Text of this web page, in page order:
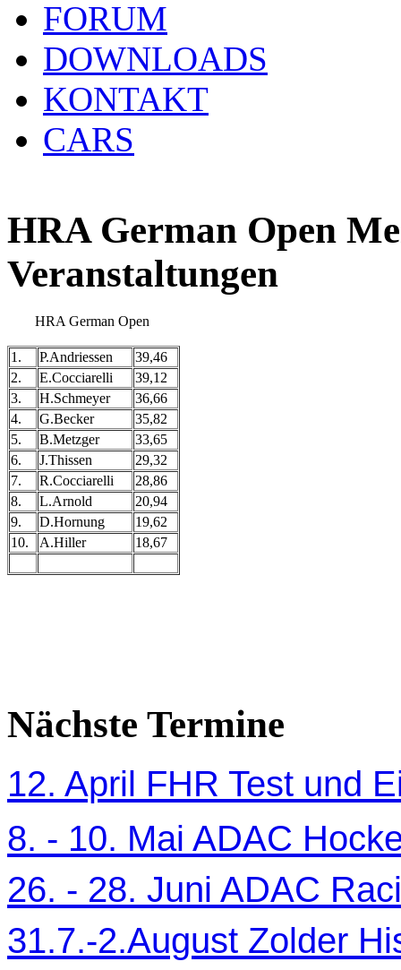
FORUM
DOWNLOADS
KONTAKT
CARS
HRA German Open
Veranstaltungen
HRA German Open
1. P.Andriessen
39,46
2.
E.Cocciarelli
39,12
3.
H.Schmeyer
36,66
4.
G.Becker
35,82
5.
B.Metzger
33,65
6.
J.Thissen
29,32
7.
R.Cocciarelli
28,86
8.
L.Arnold
20,94
9.
D.Hornung
19,62
10.
A.Hiller 18,67
Nächste Termine
12. April FHR Test und
8. - 10. Mai ADAC
26. - 28. Juni ADAC
31.7.-2.August Zolder